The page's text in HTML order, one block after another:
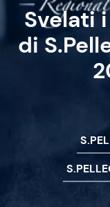
Svelati
di